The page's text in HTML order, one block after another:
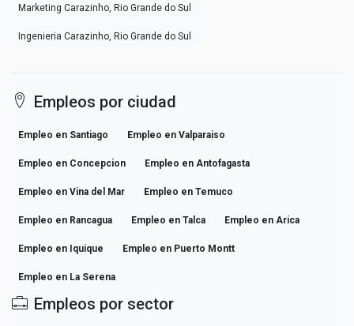
Marketing Carazinho, Rio Grande do Sul
Ingenieria Carazinho, Rio Grande do Sul
Empleos por ciudad
Empleo en Santiago Empleo en Valparaiso
Empleo en Concepcion Empleo en Antofagasta
Empleo en Vina del Mar Empleo en Temuco
Empleo en Rancagua Empleo en Talca Empleo en Arica
Empleo en Iquique Empleo en Puerto Montt
Empleo en La Serena
Empleos por sector